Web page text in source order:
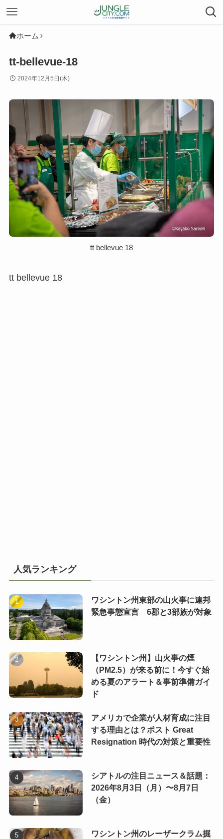
ホーム
tt-bellevue-18
2024年12月5日(木)
tt bellevue 18
tt bellevue 18
人気ランキング
ワシントン州東部の山火事に連邦
緊急事態宣言 6郡と3部族が対象
【ワシントン州】山火事の煙
（PM2.5）が来る前に！今すぐ始
める夏のアラート＆事前準備ガイ
ド
アメリカで企業が人材育成に注目
する理由とは？ポスト Great
Resignation 時代の対策と重要性
シアトルの注目ニュース＆話題：
2026年8月3日（月）〜8月7日
（金）
ワシントン州のレーザークラム掘